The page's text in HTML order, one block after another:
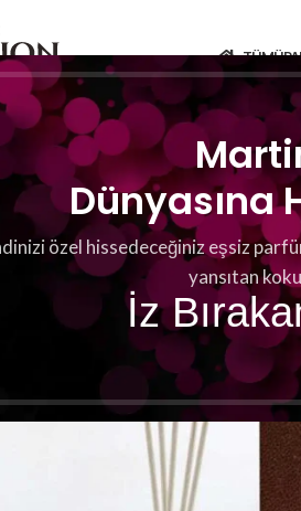
Dünyasına
özel hissedeceğiniz eşsiz
yansıtan
İz
TÜMÜ